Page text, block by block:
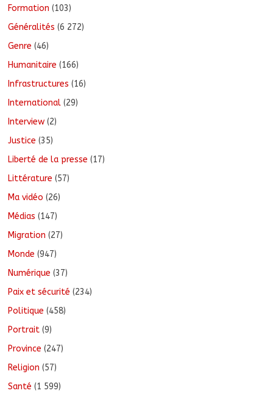
Formation (103)
Généralités (6 272)
Genre (46)
Humanitaire (166)
Infrastructures (16)
International (29)
Interview (2)
Justice (35)
Liberté de la presse (17)
Littérature (57)
Ma vidéo (26)
Médias (147)
Migration (27)
Monde (947)
Numérique (37)
Paix et sécurité (234)
Politique (458)
Portrait (9)
Province (247)
Religion (57)
Santé (1 599)